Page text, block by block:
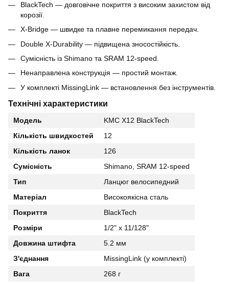
BlackTech — довговічне покриття з високим захистом від
корозії.
X-Bridge — швидке та плавне перемикання передач.
Double X-Durability — підвищена зносостійкість.
Сумісність із Shimano та SRAM 12-speed.
Ненаправлена конструкція — простий монтаж.
У комплекті MissingLink — встановлення без інструментів.
Технічні характеристики
Модель
KMC X12 BlackTech
Кількість швидкостей
12
Кількість ланок
126
Сумісність
Shimano, SRAM 12-speed
Тип
Ланцюг велосипедний
Матеріал
Високоякісна сталь
Покриття
BlackTech
Розміри
1/2" x 11/128"
Довжина штифта
5.2 мм
З'єднання
MissingLink (у комплекті)
Вага
268 г